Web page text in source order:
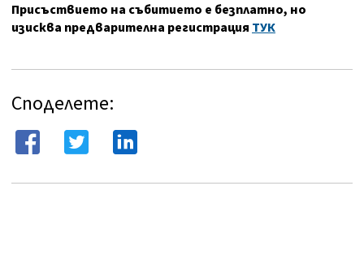
Присъствието на събитието е безплатно, но
изисква предварителна регистрация ТУК
Споделете: